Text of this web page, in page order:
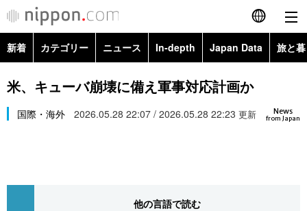
English
简体字
繁體字
新着 カテゴリー ニュース In-depth Japan Data 旅と
政治・外交
経済・ビジネス
社会
Images
米、キューバ崩壊に備え軍事対応計画か
News
from Japan
国際・海外 2026.05.28 22:07 / 2026.05.28 22:23 更新
他の言語で読む